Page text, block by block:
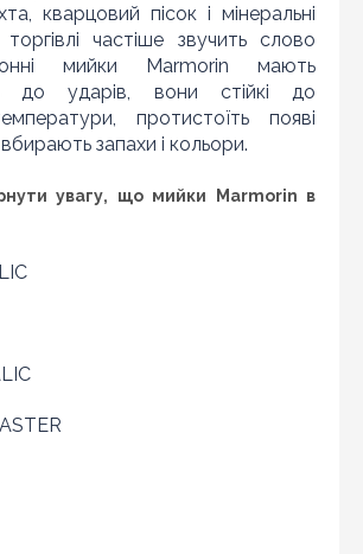
кварцовий пісок і мінеральні
частіше звучить слово
мийки Marmorin мають
до ударів, вони стійкі до
протистоїть появі
запахи і кольори.
увагу, що мийки Marmorin в
нашого магазину! Якщо ви блукаючи
ціну потрібного Вам товару
... дайте нам знати, і ми будемо
вигіднішу для Вас ціну (за умови,
моделі повинен бути у конкурента в
на даний товар в іншому інтернет-
і діюча)